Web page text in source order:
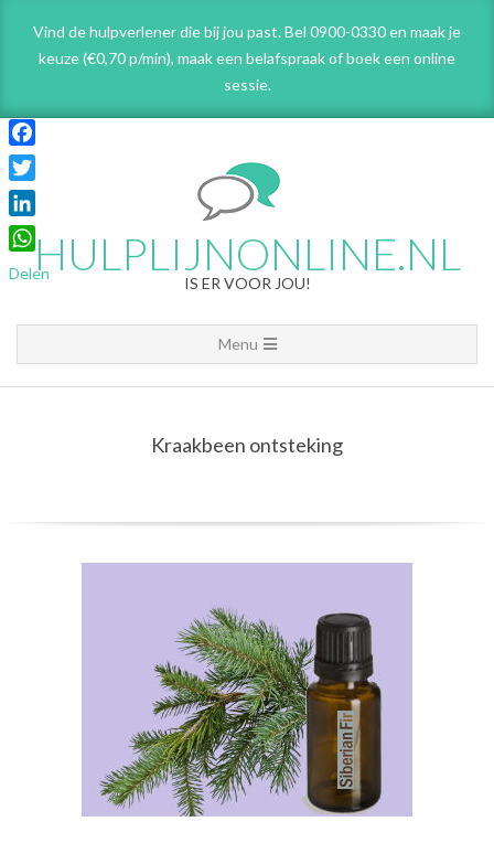
content
Vind de hulpverlener die bij jou past. Bel 0900-0330 en maak je
keuze (€0,70 p/min), maak een belafspraakof boek een online
sessie.
HULPLIJNONLINE.NL
IS ER VOOR JOU!
Navigation
Menu
Menu
Kraakbeen ontsteking
Facebook
Twitter
LinkedIn
WhatsApp
Delen